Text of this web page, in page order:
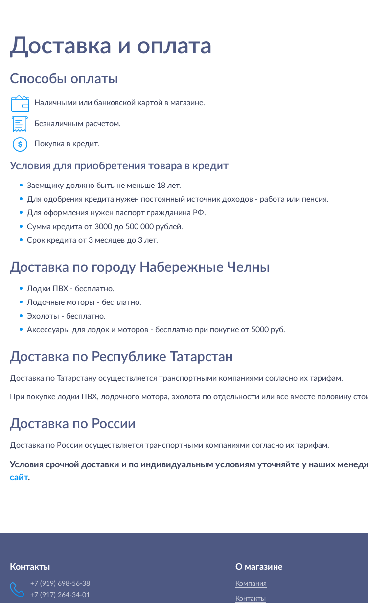
Доставка и оплата
Способы оплаты
Наличными или банковской картой в магазине.
Безналичным расчетом.
Покупка в кредит.
Условия для приобретения товара в кредит
Заемщику должно быть не меньше 18 лет.
Для одобрения кредита нужен постоянный источник доходов - работа или пенсия.
Для оформления нужен паспорт гражданина РФ.
Сумма кредита от 3000 до 500 000 рублей.
Срок кредита от 3 месяцев до 3 лет.
Доставка по городу Набережные Челны
Лодки ПВХ - бесплатно.
Лодочные моторы - бесплатно.
Эхолоты - бесплатно.
Аксессуары для лодок и моторов - бесплатно при покупке от 5000 руб.
Доставка по Республике Татарстан
Доставка по Татарстану осуществляется транспортными компаниями согласно их тарифам.
При покупке лодки ПВХ, лодочного мотора, эхолота по отдельности или все вместе половину
Доставка по России
Доставка по России осуществляется транспортными компаниями согласно их тарифам.
Условия срочной доставки и по индивидуальным условиям уточняйте у наших
сайт.
Контакты
+7 (919) 698-56-38
+7 (917) 264-34-01
О магазине
Компания
Контакты